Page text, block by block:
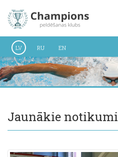
LV RU EN
Jaunākie notikumi